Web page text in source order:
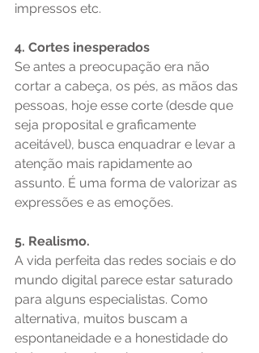
impressos etc.
4. Cortes inesperados
Se antes a preocupação era não
cortar a cabeça, os pés, as mãos das
pessoas, hoje esse corte (desde que
seja proposital e graficamente
aceitável), busca enquadrar e levar a
atenção mais rapidamente ao
assunto. É uma forma de valorizar as
expressões e as emoções.
5. Realismo.
A vida perfeita das redes sociais e do
mundo digital parece estar saturado
para alguns especialistas. Como
alternativa, muitos buscam a
espontaneidade e a honestidade do